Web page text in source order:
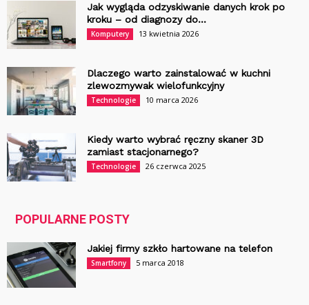
Jak wygląda odzyskiwanie danych krok po
kroku – od diagnozy do...
Komputery 13 kwietnia 2026
Dlaczego warto zainstalować w kuchni
zlewozmywak wielofunkcyjny
Technologie 10 marca 2026
Kiedy warto wybrać ręczny skaner 3D
zamiast stacjonarnego?
Technologie 26 czerwca 2025
POPULARNE POSTY
Jakiej firmy szkło hartowane na telefon
Smartfony 5 marca 2018